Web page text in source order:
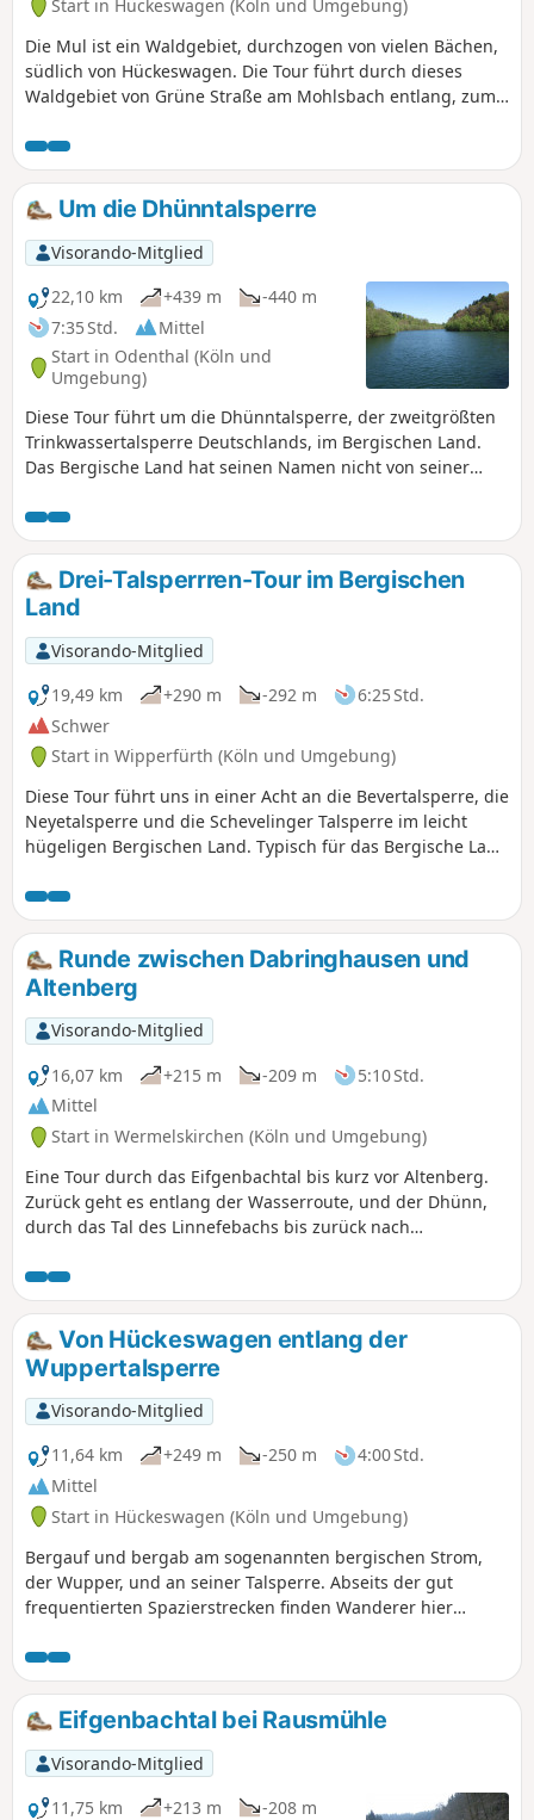
Start in Hückeswagen (Köln und Umgebung)
Die Mul ist ein Waldgebiet, durchzogen von vielen Bächen,
südlich von Hückeswagen. Die Tour führt durch dieses
Waldgebiet von Grüne Straße am Mohlsbach entlang, zum
nach Purg und auf der anderen Seite des Purder Baches
wieder zurück an Großkatern vorbei, am Mühlenbach
entlang, über Röttgen zurück zum Startpunkt.
Um die Dhünntalsperre
Visorando-Mitglied
22,10 km
+439 m
-440 m
7:35 Std.
Mittel
Start in Odenthal (Köln und
Umgebung)
Diese Tour führt um die Dhünntalsperre, der zweitgrößten
Trinkwassertalsperre Deutschlands, im Bergischen Land.
Das Bergische Land hat seinen Namen nicht von seiner
sondern von seinen früheren Landesherren, den Herzögen
von Berg.
Drei-Talsperrren-Tour im Bergischen
Land
Visorando-Mitglied
19,49 km
+290 m -292 m
6:25 Std.
Schwer
Start in Wipperfürth (Köln und Umgebung)
Diese Tour führt uns in einer Acht an die Bevertalsperre, die
Neyetalsperre und die Schevelinger Talsperre im leicht
hügeligen Bergischen Land. Typisch für das Bergische Land
Fachwerkhäusern. Die drei Talsperren und der Mühlenteich
Wasserfuhr sind durch ein Stollensystem miteinander
verbunden und bilden zusammen den sogenannten "Bever-
Block". Dieser dient dazu dass kontrolliert und
bedarfsgerecht überschüssiges Wasser der Wupper
zugeführt werden kann.
Runde zwischen Dabringhausen und
Altenberg
Visorando-Mitglied
16,07 km
+215 m -209 m
5:10 Std.
Mittel
Start in Wermelskirchen (Köln und Umgebung)
Eine Tour durch das Eifgenbachtal bis kurz vor Altenberg.
Zurück geht es entlang der Wasserroute, und der Dhünn,
durch das Tal des Linnefebachs bis zurück nach
Bachtälern des Bergischen Landes.
Von Hückeswagen entlang der
Wuppertalsperre
Visorando-Mitglied
11,64 km
+249 m -250 m
4:00 Std.
Mittel
Start in Hückeswagen (Köln und Umgebung)
Bergauf und bergab am sogenannten bergischen Strom,
der Wupper, und an seiner Talsperre. Abseits der gut
frequentierten Spazierstrecken finden Wanderer hier
Ufer- und Waldwege sowie schmale, teils steile Pfade. Die
An- und Abstiege erfordern ein wenig Kondition. Vor, oder
nach der Tour lohnt ein Rundgang im historischen Ortskern
von Hückeswagen mit seinen für das bergische Land
typischen Schiefer- und Fachwerkhäusern und dem
stattlichen Grafenschloss.
Eifgenbachtal bei Rausmühle
Visorando-Mitglied
11,75 km
+213 m
-208 m